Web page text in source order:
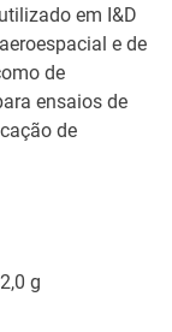
em I&D
e de
de
ensaios de
de
g